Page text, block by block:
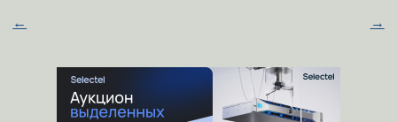
← →